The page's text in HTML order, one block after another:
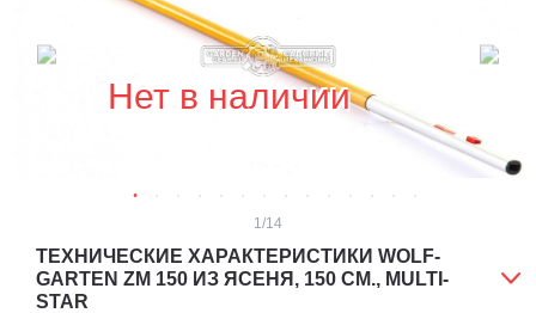
Нет в наличии
1 /14
ТЕХНИЧЕСКИЕ ХАРАКТЕРИСТИКИ WOLF-
GARTEN ZM 150 ИЗ ЯСЕНЯ, 150 СМ., MULTI-
STAR